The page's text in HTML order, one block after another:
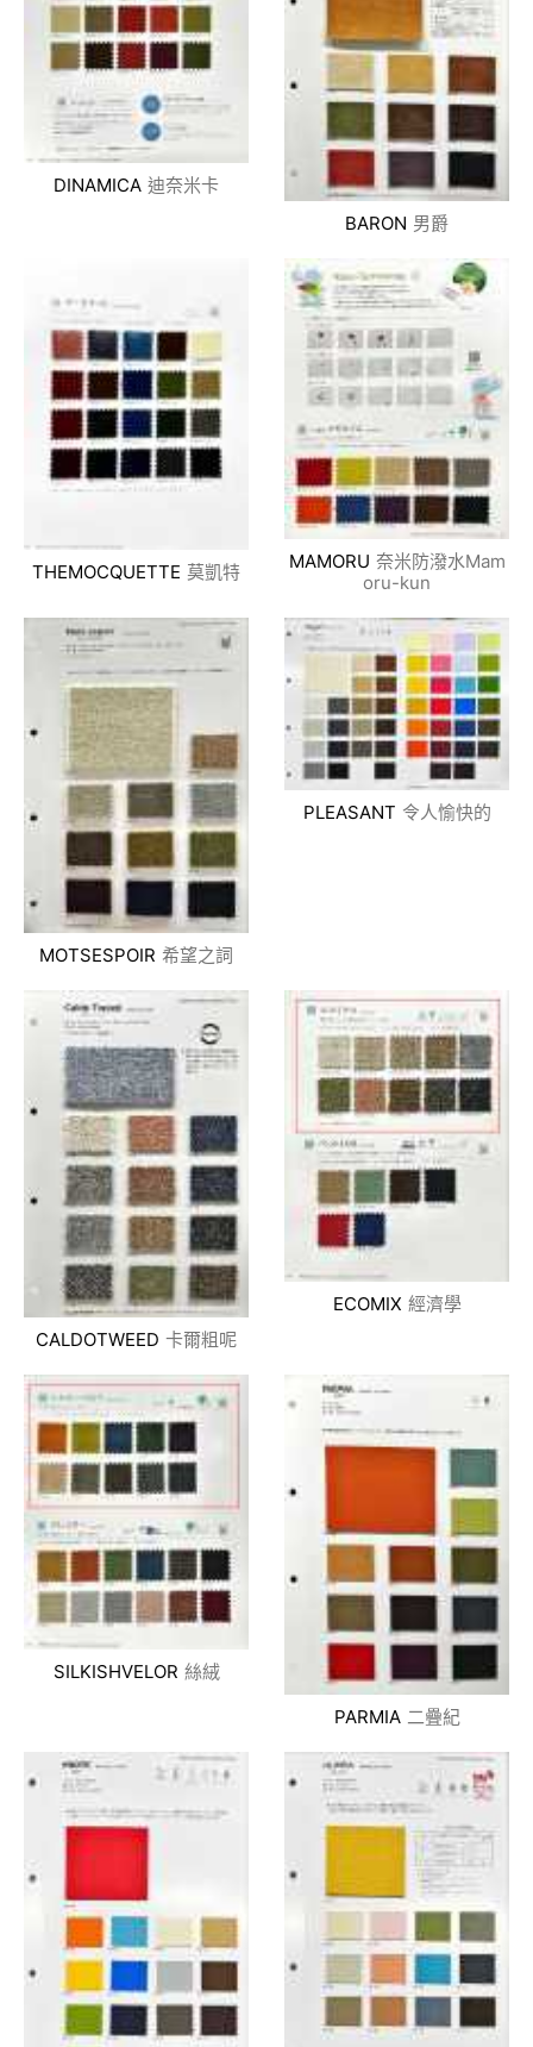
DINAMICA 迪奈米卡
BARON 男爵
THEMOCQUETTE 莫凱特 MAMORU 奈米防潑水Mam
oru-kun
MOTSESPOIR 希望之詞
PLEASANT 令人愉快的
CALDOTWEED 卡爾粗呢
ECOMIX 經濟學
SILKISHVELOR 絲絨
PARMIA 二疊紀